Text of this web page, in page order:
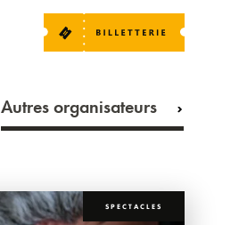
Autres organisateurs
SPECTACLES